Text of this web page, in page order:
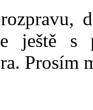
ještě s
Prosím